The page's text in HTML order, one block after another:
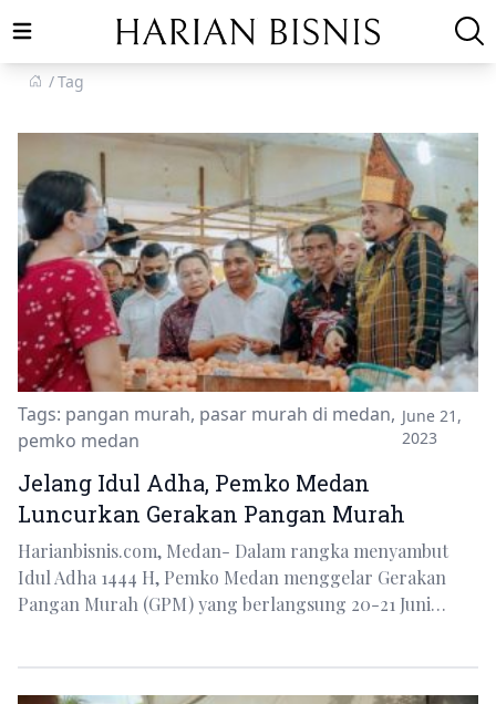
Open main menu
Tag
Tags: pangan murah, pasar murah di medan,
pemko medan
June 21,
2023
Jelang Idul Adha, Pemko Medan
Luncurkan Gerakan Pangan Murah
Harianbisnis.com, Medan- Dalam rangka menyambut
Idul Adha 1444 H, Pemko Medan menggelar Gerakan
Pangan Murah (GPM) yang berlangsung 20-21 Juni…